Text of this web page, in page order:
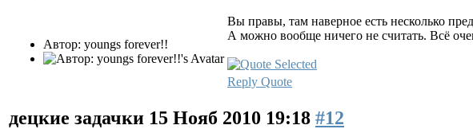
Автор: youngs forever!!
Вы правы, там наверное есть несколько
А можно вообще ничего не считать. Всё
Reply Quote
децкие задачки 15 Нояб 2010 19:18 #12